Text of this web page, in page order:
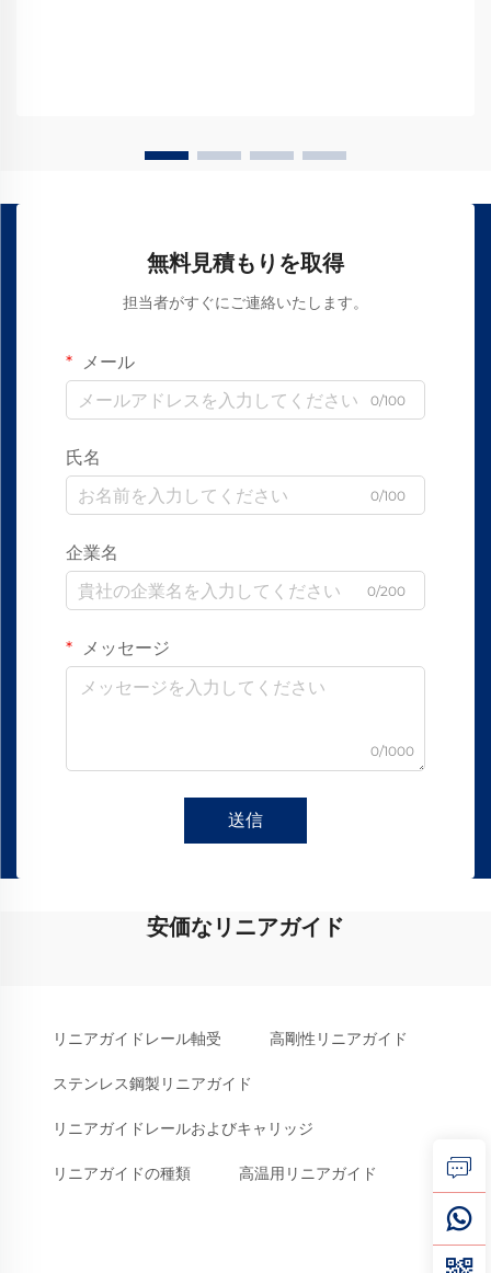
無料見積もりを取得
担当者がすぐにご連絡いたします。
メール
0/100
氏名
0/100
企業名
0/200
メッセージ
0/1000
送信
安価なリニアガイド
リニアガイドレール軸受 高剛性リニアガイド
ステンレス鋼製リニアガイド
リニアガイドレールおよびキャリッジ
リニアガイドの種類 高温用リニアガイド